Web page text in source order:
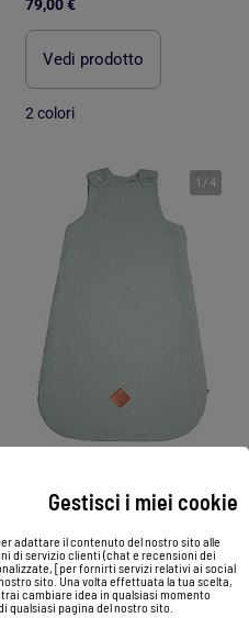
Gestisci i miei cookie
adattare il contenuto del nostro sito alle
di servizio clienti (chat e recensioni dei
[per fornirti servizi relativi ai social
sito. Una volta effettuata la tua scelta,
cambiare idea in qualsiasi momento
qualsiasi pagina del nostro sito.
79,00 €
Vedi prodotto
2 colori
1 /4
Sacco nanna estivo in garza di cotone - tog 0.5 | SEVIRA KIDS
Vedi prodotto